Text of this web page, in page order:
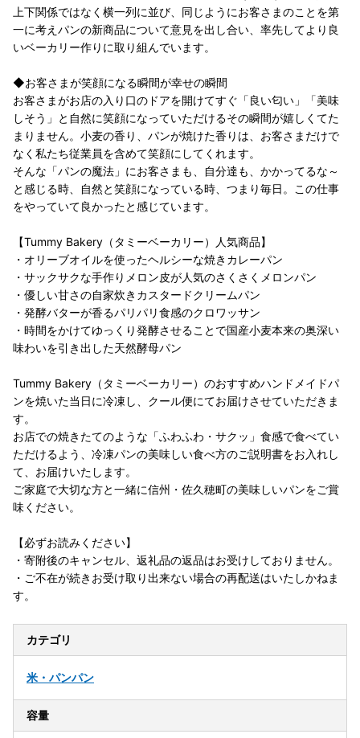
上下関係ではなく横一列に並び、同じようにお客さまのことを第
一に考えパンの新商品について意見を出し合い、率先してより良
いベーカリー作りに取り組んでいます。
◆お客さまが笑顔になる瞬間が幸せの瞬間
お客さまがお店の入り口のドアを開けてすぐ「良い匂い」「美味
しそう」と自然に笑顔になっていただけるその瞬間が嬉しくてた
まりません。小麦の香り、パンが焼けた香りは、お客さまだけで
なく私たち従業員を含めて笑顔にしてくれます。
そんな「パンの魔法」にお客さまも、自分達も、かかってるな～
と感じる時、自然と笑顔になっている時、つまり毎日。この仕事
をやっていて良かったと感じています。
【Tummy Bakery（タミーベーカリー）人気商品】
・オリーブオイルを使ったヘルシーな焼きカレーパン
・サックサクな手作りメロン皮が人気のさくさくメロンパン
・優しい甘さの自家炊きカスタードクリームパン
・発酵バターが香るパリパリ食感のクロワッサン
・時間をかけてゆっくり発酵させることで国産小麦本来の奥深い
味わいを引き出した天然酵母パン
Tummy Bakery（タミーベーカリー）のおすすめハンドメイドパ
ンを焼いた当日に冷凍し、クール便にてお届けさせていただきま
す。
お店での焼きたてのような「ふわふわ・サクッ」食感で食べてい
ただけるよう、冷凍パンの美味しい食べ方のご説明書をお入れし
て、お届けいたします。
ご家庭で大切な方と一緒に信州・佐久穂町の美味しいパンをご賞
味ください。
【必ずお読みください】
・寄附後のキャンセル、返礼品の返品はお受けしておりません。
・ご不在が続きお受け取り出来ない場合の再配送はいたしかねま
す。
カテゴリ
米・パンパン
容量